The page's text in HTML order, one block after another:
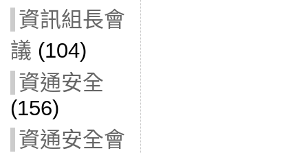
資訊組長會
議 (104)
資通安全
(156)
資通安全會